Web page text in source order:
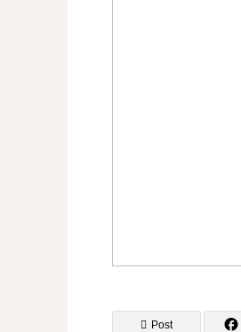
Post